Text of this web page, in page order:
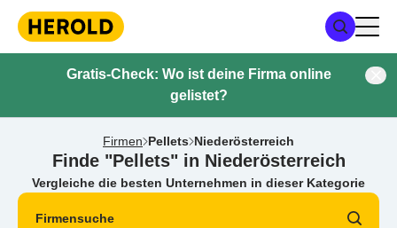
Gratis-Check: Wo ist deine Firma online
gelistet?
Firmen Pellets Niederösterreich
Finde "Pellets" in Niederösterreich
Vergleiche die besten Unternehmen in dieser Kategorie
Firmensuche